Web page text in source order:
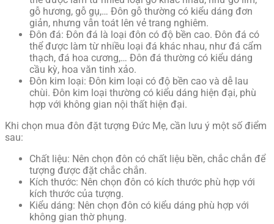
gỗ hương, gỗ gụ,… Đôn gỗ thường có kiểu dáng đơn
giản, nhưng vẫn toát lên vẻ trang nghiêm.
Đôn đá: Đôn đá là loại đôn có độ bền cao. Đôn đá có
thể được làm từ nhiều loại đá khác nhau, như đá cẩm
thạch, đá hoa cương,… Đôn đá thường có kiểu dáng
cầu kỳ, hoa văn tinh xảo.
Đôn kim loại: Đôn kim loại có độ bền cao và dễ lau
chùi. Đôn kim loại thường có kiểu dáng hiện đại, phù
hợp với không gian nội thất hiện đại.
Khi chọn mua đôn đặt tượng Đức Mẹ, cần lưu ý một số điểm
sau:
Chất liệu: Nên chọn đôn có chất liệu bền, chắc chắn để
tượng được đặt chắc chắn.
Kích thước: Nên chọn đôn có kích thước phù hợp với
kích thước của tượng.
Kiểu dáng: Nên chọn đôn có kiểu dáng phù hợp với
không gian thờ phụng.